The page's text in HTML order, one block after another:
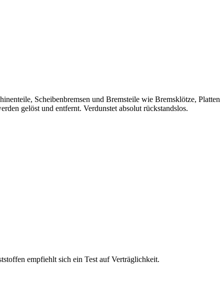
Scheibenbremsen und Bremsteile wie Bremsklötze, Platten
gelöst und entfernt. Verdunstet absolut rückstandslos.
empfiehlt sich ein Test auf Verträglichkeit.